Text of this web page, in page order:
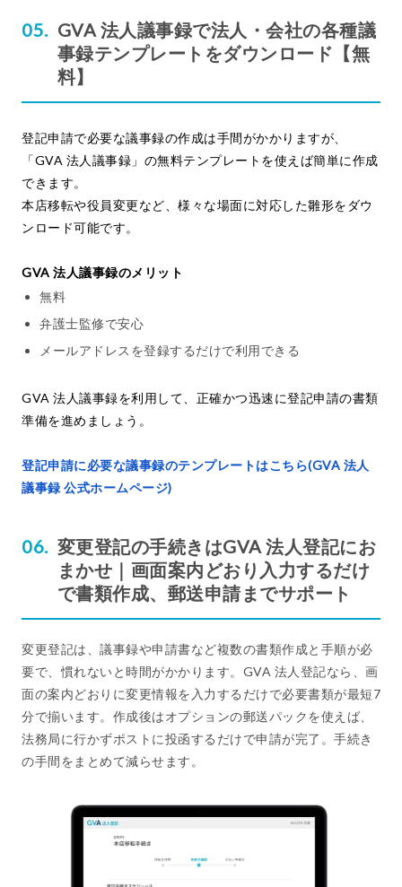
GVA 法人議事録で法人・会社の各種議
事録テンプレートをダウンロード【無
料】
登記申請で必要な議事録の作成は手間がかかりますが、
「GVA 法人議事録」の無料テンプレートを使えば簡単に作成
できます。
本店移転や役員変更など、様々な場面に対応した雛形をダウ
ンロード可能です。
GVA 法人議事録のメリット
無料
弁護士監修で安心
メールアドレスを登録するだけで利用できる
GVA 法人議事録を利用して、正確かつ迅速に登記申請の書類
準備を進めましょう。
登記申請に必要な議事録のテンプレートはこちら(GVA 法人
議事録 公式ホームページ)
変更登記の手続きはGVA 法人登記にお
まかせ｜画面案内どおり入力するだけ
で書類作成、郵送申請までサポート
変更登記は、議事録や申請書など複数の書類作成と手順が必
要で、慣れないと時間がかかります。GVA 法人登記なら、画
面の案内どおりに変更情報を入力するだけで必要書類が最短7
分で揃います。作成後はオプションの郵送パックを使えば、
法務局に行かずポストに投函するだけで申請が完了。手続き
の手間をまとめて減らせます。